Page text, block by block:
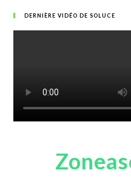
DERNIÈRE VIDÉO DE SOLUCE